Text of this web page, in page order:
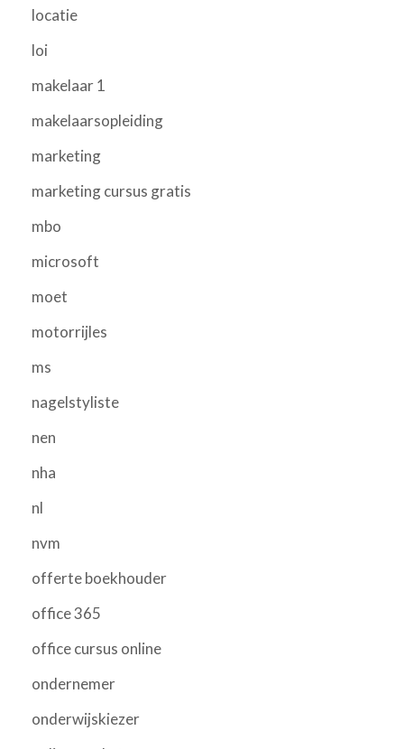
locatie
loi
makelaar 1
makelaarsopleiding
marketing
marketing cursus gratis
mbo
microsoft
moet
motorrijles
ms
nagelstyliste
nen
nha
nl
nvm
offerte boekhouder
office 365
office cursus online
ondernemer
onderwijskiezer